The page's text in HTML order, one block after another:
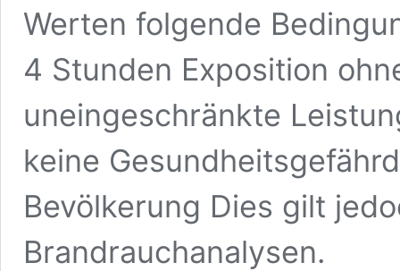
Werten folgende
4 Stunden Exposition
uneingeschränkte
keine
Bevölkerung Dies gilt
Brandrauchanalysen.